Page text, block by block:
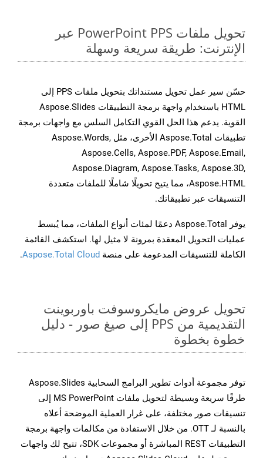
تحويل ملفات PowerPoint PPS عبر
الإنترنت: طريقة سريعة وسهلة
حسّن سير عمل تحويل مستنداتك بتحويل ملفات PPS إلى
HTML باستخدام واجهة برمجة التطبيقات Aspose.Slides
القوية. يدعم هذا الحل القوي التكامل السلس مع واجهات برمجة
تطبيقات Aspose.Total الأخرى، مثل Aspose.Words,
Aspose.Cells, Aspose.PDF, Aspose.Email,
Aspose.Diagram, Aspose.Tasks, Aspose.3D,
Aspose.HTML، مما يتيح تحويلًا شاملًا للملفات متعددة
التنسيقات عبر تطبيقاتك.
يوفر Aspose.Total دعمًا لمئات أنواع الملفات، مما يُبسط
عمليات التحويل المعقدة بمرونة لا مثيل لها. استكشف القائمة
الكاملة للتنسيقات المدعومة على منصة Aspose.Total Cloud
.
تحويل عروض مايكروسوفت باوربوينت
التقديمية من PPS إلى صيغ صور - دليل
خطوة بخطوة
توفر مجموعة أدوات تطوير البرامج السحابية Aspose.Slides
طرقًا سريعة وبسيطة لتحويل ملفات MS PowerPoint إلى
تنسيقات صور مختلفة، على غرار العملية الموضحة أعلاه
بالنسبة لـ OTT. من خلال الاستفادة من مكالمات واجهة برمجة
التطبيقات REST المباشرة أو مجموعات SDK، تتيح لك واجهات